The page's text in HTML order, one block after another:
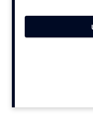
Carriere